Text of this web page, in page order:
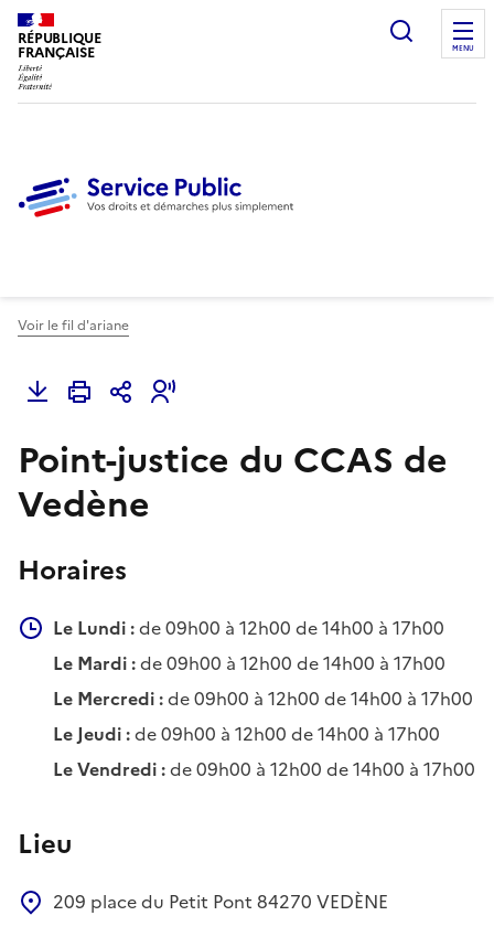
RÉPUBLIQUE
FRANÇAISE
Ouvrir
MENU
Voir le fil d'ariane
Point-justice du CCAS de
Vedène
Horaires
Le Lundi :de 09h00 à 12h00 de 14h00 à 17h00
Le Mardi :de 09h00 à 12h00 de 14h00 à 17h00
Le Mercredi :de 09h00 à 12h00 de 14h00 à 17h00
Le Jeudi :de 09h00 à 12h00 de 14h00 à 17h00
Le Vendredi :de 09h00 à 12h00 de 14h00 à 17h00
Lieu
209 place du Petit Pont 84270 VEDÈNE